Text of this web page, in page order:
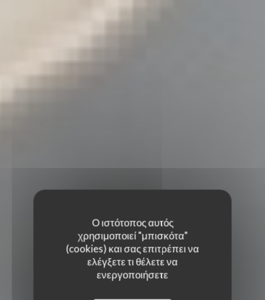
Ο ιστότοπος αυτός
χρησιμοποιεί "μπισκότα"
(cookies) και σας επιτρέπει να
ελέγξετε τι θέλετε να
ενεργοποιήσετε